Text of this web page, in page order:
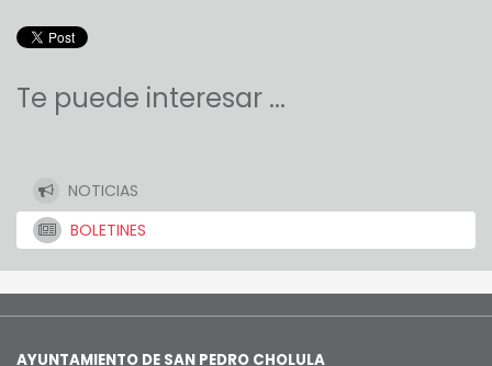
Te puede interesar ...
NOTICIAS
BOLETINES
AYUNTAMIENTO DE SAN PEDRO CHOLULA